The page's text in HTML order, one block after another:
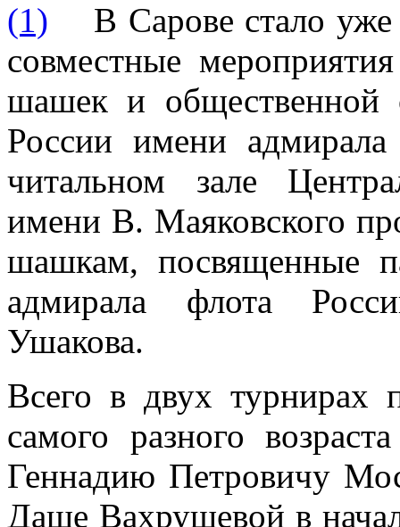
В Сарове стало
совместные
шашек и общественной
России имени
читальном зале
имени В. Маяковского
шашкам, посвященные
адмирала флота
Ушакова.
Всего в двух турнирах
самого разного
Геннадию Петровичу
Даше Вахрушевой в